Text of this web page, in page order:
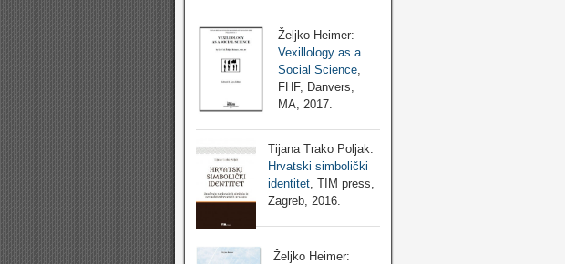
Željko Heimer:
Vexillology as a
Social Science
FHF, Danvers,
MA, 2017.
Tijana Trako Poljak:
Hrvatski simbolički
identitet, TIM press,
Zagreb, 2016.
Željko Heimer: